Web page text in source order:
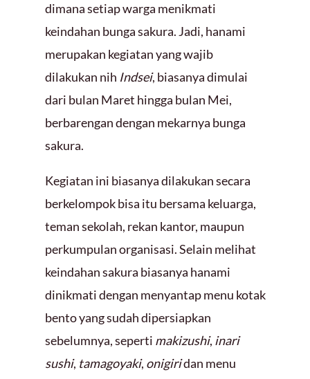
dimana setiap warga menikmati
keindahan bunga sakura. Jadi, hanami
merupakan kegiatan yang wajib
dilakukan nih Indsei, biasanya dimulai
dari bulan Maret hingga bulan Mei,
berbarengan dengan mekarnya bunga
sakura.
Kegiatan ini biasanya dilakukan secara
berkelompok bisa itu bersama keluarga,
teman sekolah, rekan kantor, maupun
perkumpulan organisasi. Selain melihat
keindahan sakura biasanya hanami
dinikmati dengan menyantap menu kotak
bento yang sudah dipersiapkan
sebelumnya, seperti makizushi, inari
sushi, tamagoyaki, onigiridan menu